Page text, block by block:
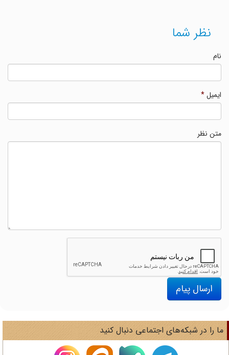
نظر شما
ایمیل*
متن نظر
ارسال پیام
را در شبکه‌های اجتماعی دنبال کنید